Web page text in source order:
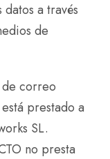
a través
de
correo
prestado a
SL.
no presta